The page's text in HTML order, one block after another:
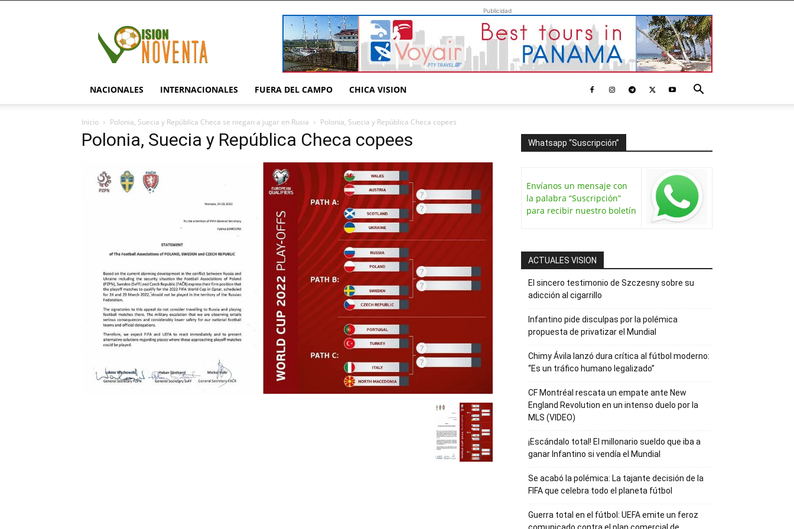
Publicidad
NACIONALES INTERNACIONALES FUERA DEL CAMPO CHICA VISION
Inicio Polonia, Suecia y República Checa se niegan a jugar en Rusia Polonia, Suecia y República Checa copees
Polonia, Suecia y República Checa copees Whatsapp “Suscripción”
Envíanos un mensaje con
la palabra “Suscripción”
para recibir nuestro boletín
ACTUALES VISION
El sincero testimonio de Szczesny sobre su
adicción al cigarrillo
Infantino pide disculpas por la polémica
propuesta de privatizar el Mundial
Chimy Ávila lanzó dura crítica al fútbol moderno:
“Es un tráfico humano legalizado”
CF Montréal rescata un empate ante New
England Revolution en un intenso duelo por la
MLS (VIDEO)
¡Escándalo total! El millonario sueldo que iba a
ganar Infantino si vendía el Mundial
Se acabó la polémica: La tajante decisión de la
FIFA que celebra todo el planeta fútbol
Guerra total en el fútbol: UEFA emite un feroz